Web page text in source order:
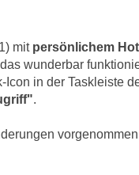
mit persönlichem
wunderbar
in der Taskleiste
.